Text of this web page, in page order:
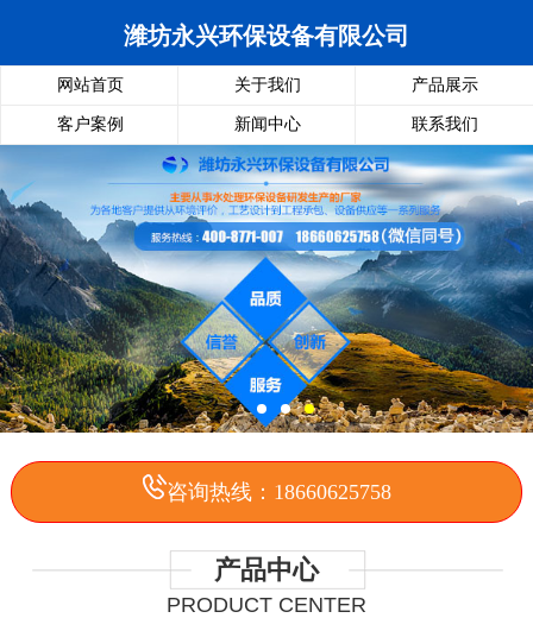
潍坊永兴环保设备有限公司
网站首页 关于我们 产品展示
客户案例 新闻中心 联系我们
咨询热线：18660625758
产品中心
PRODUCT CENTER